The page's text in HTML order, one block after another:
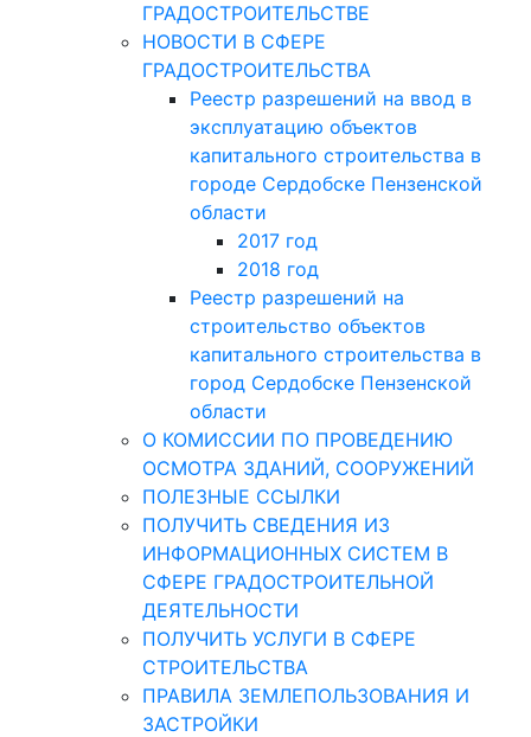
ГРАДОСТРОИТЕЛЬСТВЕ
НОВОСТИ В СФЕРЕ
ГРАДОСТРОИТЕЛЬСТВА
Реестр разрешений на ввод в
эксплуатацию объектов
капитального строительства в
городе Сердобске Пензенской
области
2017 год
2018 год
Реестр разрешений на
строительство объектов
капитального строительства в
город Сердобске Пензенской
области
О КОМИССИИ ПО ПРОВЕДЕНИЮ
ОСМОТРА ЗДАНИЙ, СООРУЖЕНИЙ
ПОЛЕЗНЫЕ ССЫЛКИ
ПОЛУЧИТЬ СВЕДЕНИЯ ИЗ
ИНФОРМАЦИОННЫХ СИСТЕМ В
СФЕРЕ ГРАДОСТРОИТЕЛЬНОЙ
ДЕЯТЕЛЬНОСТИ
ПОЛУЧИТЬ УСЛУГИ В СФЕРЕ
СТРОИТЕЛЬСТВА
ПРАВИЛА ЗЕМЛЕПОЛЬЗОВАНИЯ И
ЗАСТРОЙКИ